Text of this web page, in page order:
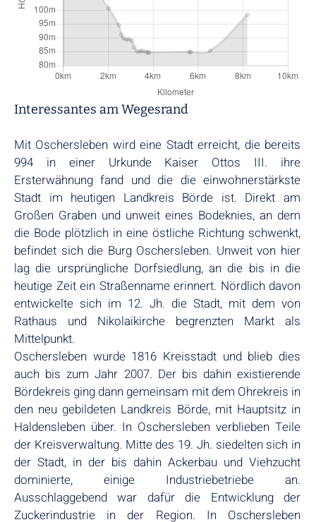
Interessantes am Wegesrand
Mit Oschersleben wird eine Stadt erreicht, die bereits
994 in einer Urkunde Kaiser Ottos III. ihre
Ersterwähnung fand und die die einwohnerstärkste
Stadt im heutigen Landkreis Börde ist. Direkt am
Großen Graben und unweit eines Bodeknies, an dem
die Bode plötzlich in eine östliche Richtung schwenkt,
befindet sich die Burg Oschersleben. Unweit von hier
lag die ursprüngliche Dorfsiedlung, an die bis in die
heutige Zeit ein Straßenname erinnert. Nördlich davon
entwickelte sich im 12. Jh. die Stadt, mit dem von
Rathaus und Nikolaikirche begrenzten Markt als
Mittelpunkt.
Oschersleben wurde 1816 Kreisstadt und blieb dies
auch bis zum Jahr 2007. Der bis dahin existierende
Bördekreis ging dann gemeinsam mit dem Ohrekreis in
den neu gebildeten Landkreis Börde, mit Hauptsitz in
Haldensleben über. In Oschersleben verblieben Teile
der Kreisverwaltung. Mitte des 19. Jh. siedelten sich in
der Stadt, in der bis dahin Ackerbau und Viehzucht
dominierte, einige Industriebetriebe an.
Ausschlaggebend war dafür die Entwicklung der
Zuckerindustrie in der Region. In Oschersleben